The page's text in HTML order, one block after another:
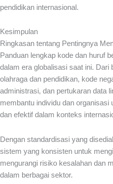
pendidikan internasional.
Kesimpulan
Ringkasan tentang Pentingnya
Panduan lengkap kode dan huruf
dalam era globalisasi saat ini. Dari
olahraga dan pendidikan, kode
administrasi, dan pertukaran data
membantu individu dan
dan efektif dalam konteks
Dengan standardisasi yang
sistem yang konsisten untuk
mengurangi risiko kesalahan dan
dalam berbagai sektor.